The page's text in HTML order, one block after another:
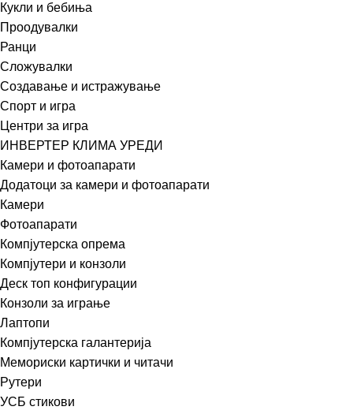
Кукли и бебиња
Проодувалки
Ранци
Сложувалки
Создавање и истражување
Спорт и игра
Центри за игра
ИНВЕРТЕР КЛИМА УРЕДИ
Камери и фотоапарати
Додатоци за камери и фотоапарати
Камери
Фотоапарати
Компјутерска опрема
Компјутери и конзоли
Деск топ конфигурации
Конзоли за играње
Лаптопи
Компјутерска галантерија
Мемориски картички и читачи
Рутери
УСБ стикови